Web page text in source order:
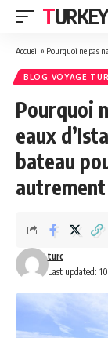
Accueil » Pourquoi ne pas
BLOG VOYAGE
Pourquoi
eaux
bateau
Last updated:
turc